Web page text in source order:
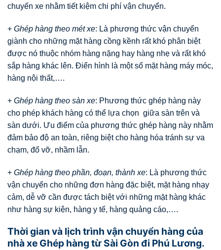
chuyến xe nhằm tiết kiệm chi phí vận chuyển.
+ Ghép hàng theo mét xe: Là phương thức vận chuyển
giành cho những mặt hàng cồng kềnh rất khó phân biệt
được nó thuộc nhóm hàng nặng hay hàng nhẹ và rất khó
sắp hàng khác lên. Điển hình là một số mặt hàng máy móc,
hàng nội thất,….
+ Ghép hàng theo sàn xe: Phương thức ghép hàng này
cho phép khách hàng có thể lựa chọn giữa sàn trên và
sàn dưới. Ưu điểm của phương thức ghép hàng này nhằm
đảm bảo độ an toàn, riêng biệt cho hàng hóa tránh sự va
chạm, đổ vỡ, nhầm lẫn.
+ Ghép hàng theo phần, đoạn, thành xe: Là phương thức
vận chuyển cho những đơn hàng đặc biệt, mặt hàng nhạy
cảm, dễ vỡ cần được tách biệt với những mặt hàng khác
như hàng sự kiện, hàng y tế, hàng quảng cáo,….
Thời gian và lịch trình vận chuyển hàng của
nhà xe Ghép hàng từ Sài Gòn đi Phú Lương.